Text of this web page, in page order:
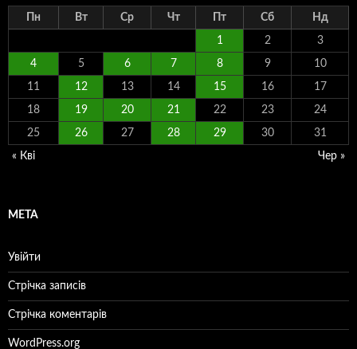
Пн Вт Ср Чт Пт Сб Нд
1 2 3
4 5 6 7 8 9 10
11 12 13 14 15 16 17
18 19 20 21 22 23 24
25 26 27 28 29 30 31
« Кві Чер »
МЕТА
Увійти
Стрічка записів
Стрічка коментарів
WordPress.org